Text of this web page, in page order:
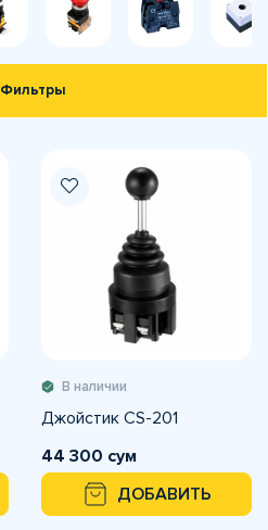
Фильтры
В наличии
Джойстик CS-201
44 300 сум
ДОБАВИТЬ